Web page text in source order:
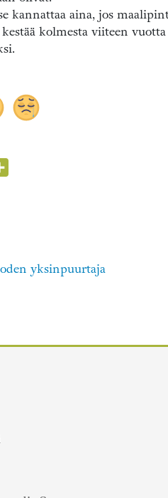
kannattaa aina, jos
kolmesta viiteen
yksinpuurtaja